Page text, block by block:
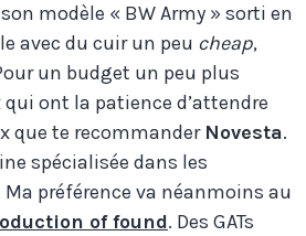
modèle « BW Army » sorti en
avec du cuir un peu cheap,
un budget un peu plus
ont la patience d’attendre
que te recommander Novesta.
spécialisée dans les
préférence va néanmoins au
of found. Des GATs